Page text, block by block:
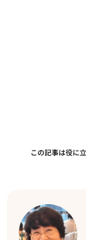
この記事は役に